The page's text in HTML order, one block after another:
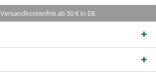
Versandkostenfrei ab 50 € in DE